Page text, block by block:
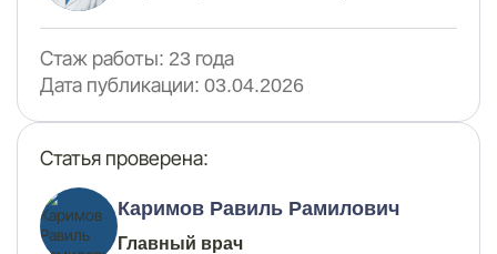
Стаж работы: 23 года
Дата публикации: 03.04.2026
Статья проверена:
Каримов Равиль Рамилович
Главный врач